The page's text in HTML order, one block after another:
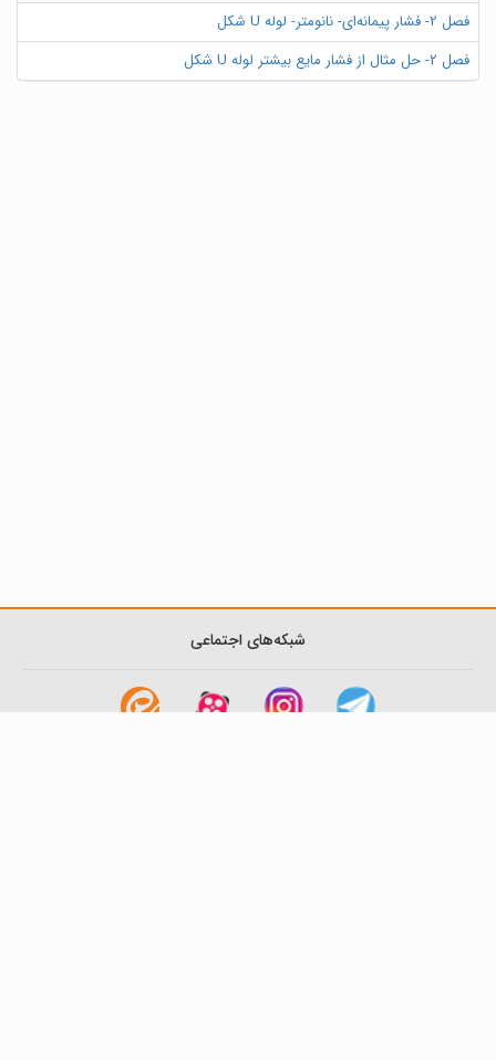
فصل 2- فشار پیمانه‌ای- نانومتر- لوله U شکل
فصل 2- حل مثال از فشار مایع بیشتر لوله U شکل
شبکه‌های اجتماعی